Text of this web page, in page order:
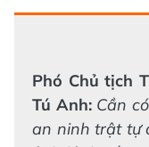
Phó Chủ tịch
Tú Anh: Cần
an ninh trật tự